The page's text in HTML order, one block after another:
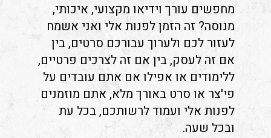
מחפשים עורך וידיאו מקצועי, איכותי,
מנוסה? זה הזמן לפנות אלי ואני אשמח
לעזור לכם ולערוך עבורכם סרטים, בין
אם זה לעסק, בין אם זה לצרכים פרטיים,
ללימודים או אפילו אם אתם עובדים על
פי'צר או סרט באורך מלא, אתם מוזמנים
לפנות אלי ועמוד לרשותכם, בכל עת
ובכל שעה.